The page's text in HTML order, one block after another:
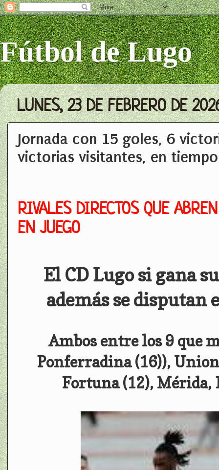
Fútbol de Lugo
LUNES, 23 DE FEBRERO DE
Jornada con 15 goles, 6
victorias visitantes, en
RIVALES DIRECTOS QUE
EN JUEGO
El CD Lugo si gana
además se
Ambos entre los 9 que
Ponferradina (16)),
Fortuna (12), Mérida,